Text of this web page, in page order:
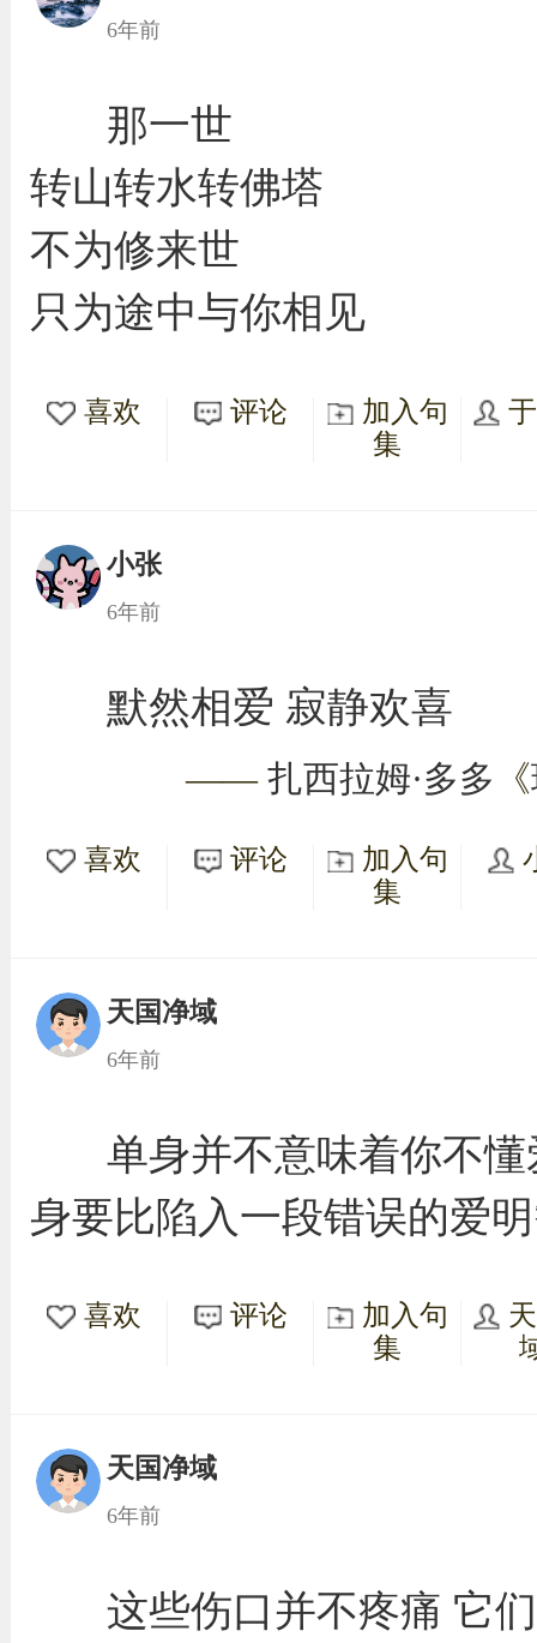
6年前
那一世
转山转水转佛塔
不为修来世
只为途中与你相见
喜欢 评论
加入句
集
小张
6年前
默然相爱 寂静欢喜
—— 扎西拉姆·多多 《
喜欢 评论
加入句
集
天国净域
6年前
单身并不意味着你不
身要比陷入一段错误的爱
喜欢 评论
加入句
集
天国净域
6年前
这些伤口并不疼痛 它